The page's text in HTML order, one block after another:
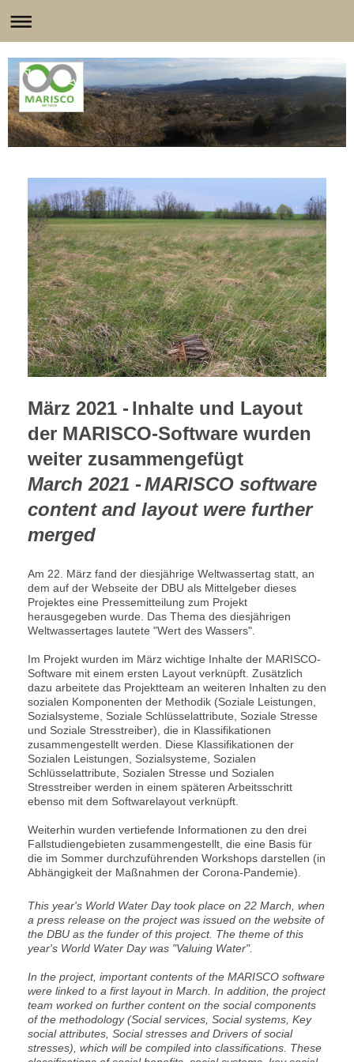
März 2021 - Inhalte und Layout
der MARISCO-Software wurden
weiter zusammengefügt
March 2021 -MARISCO software
content and layout were further
merged
Am 22. März fand der diesjährige Weltwassertag statt, an
dem auf der Webseite der DBU als Mittelgeber dieses
Projektes eine Pressemitteilung zum Projekt
herausgegeben wurde. Das Thema des diesjährigen
Weltwassertages lautete "Wert des Wassers".
Im Projekt wurden im März wichtige Inhalte der MARISCO-
Software mit einem ersten Layout verknüpft. Zusätzlich
dazu arbeitete das Projektteam an weiteren Inhalten zu den
sozialen Komponenten der Methodik (Soziale Leistungen,
Sozialsysteme, Soziale Schlüsselattribute, Soziale Stresse
und Soziale Stresstreiber), die in Klassifikationen
zusammengestellt werden. Diese Klassifikationen der
Sozialen Leistungen, Sozialsysteme, Sozialen
Schlüsselattribute, Sozialen Stresse und Sozialen
Stresstreiber werden in einem späteren Arbeitsschritt
ebenso mit dem Softwarelayout verknüpft.
Weiterhin wurden vertiefende Informationen zu den drei
Fallstudiengebieten zusammengestellt, die eine Basis für
die im Sommer durchzuführenden Workshops darstellen (in
Abhängigkeit der Maßnahmen der Corona-Pandemie).
This year's World Water Day took place on 22 March, when
a press release on the project was issued on the website of
the DBU as the funder of this project. The theme of this
year's World Water Day was "Valuing Water".
In the project, important contents of the MARISCO software
were linked to a first layout in March. In addition, the project
team worked on further content on the social components
of the methodology (Social services, Social systems, Key
social attributes, Social stresses and Drivers of social
stresses), which will be compiled into classifications. These